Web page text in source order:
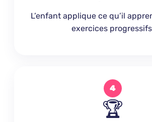
L’enfant applique ce qu’il
exercices
4
🏆